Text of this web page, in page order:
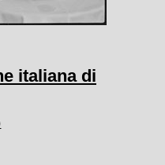
italiana di